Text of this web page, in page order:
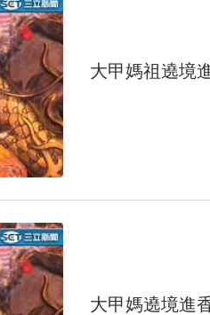
大甲媽祖遶境
大甲媽遶境進